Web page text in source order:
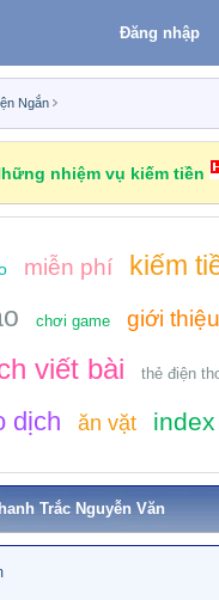
Đăng nhập
Ngắn
nhiệm vụ kiếm tiền
miễn phí
kiếm
chơi game giới thiệu
viết bài thẻ điện
dịch ăn vặt index
Trắc Nguyễn Văn